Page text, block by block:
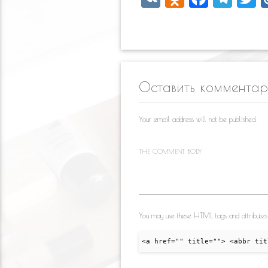
o
as
s
ki
b
o
k
gr
m
Оставить
Your email address will not be published.
THE COMMENT BODY
You may use these HTML tags and attributes:
<a href="" title=""> <abbr